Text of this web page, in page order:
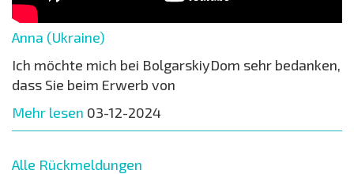
Anna (Ukraine)
Ich möchte mich bei BolgarskiyDom sehr bedanken,
dass Sie beim Erwerb von
Mehr lesen 03-12-2024
Alle Rückmeldungen